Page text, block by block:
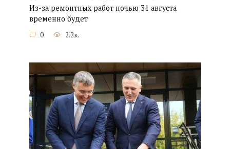
Из-за ремонтных работ ночью 31 августа
временно будет
0 2.2к.